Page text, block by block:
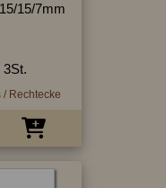
15/7mm
/ Rechtecke